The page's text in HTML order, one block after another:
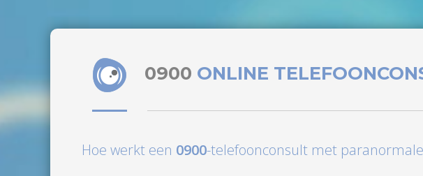
0900 ONLINE
Hoe werkt een 0900-telefoonconsult met